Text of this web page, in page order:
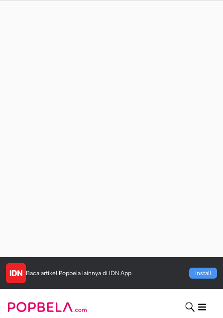
Baca artikel Popbela lainnya di IDN App Install